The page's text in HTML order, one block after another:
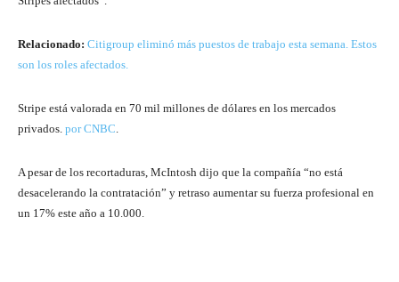
Relacionado: Citigroup eliminó más puestos de trabajo esta semana. Estos
son los roles afectados.
Stripe está valorada en 70 mil millones de dólares en los mercados
privados. por CNBC.
A pesar de los recortaduras, McIntosh dijo que la compañía “no está
desacelerando la contratación” y retraso aumentar su fuerza profesional en
un 17% este año a 10.000.